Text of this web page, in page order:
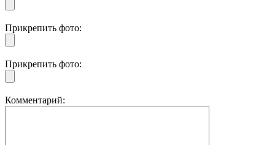
Прикрепить фото:
Прикрепить фото:
Комментарий: